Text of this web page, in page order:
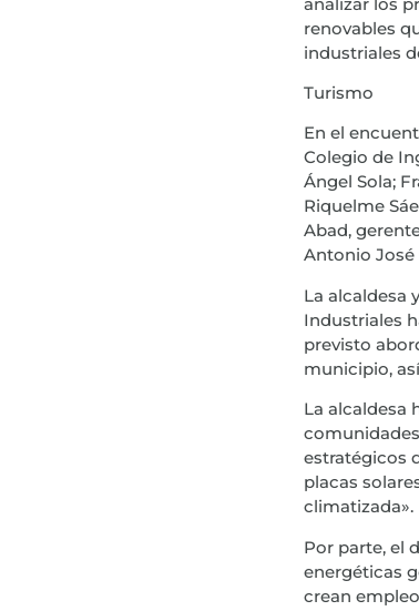
renovables
industriales
Turismo
En el
Colegio de
Ángel Sola;
Riquelme
Abad,
Antonio José
La alcaldesa
Industriales
previsto
municipio,
La alcaldesa
estratégicos
placas
climatizada».
Por parte, el
energéticas
crean